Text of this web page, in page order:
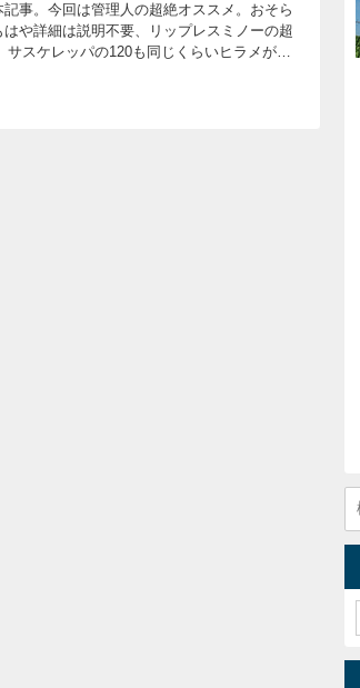
事。今回は管理人の超絶オススメ。おそら
や詳細は説明不要、リップレスミノーの超
スケレッパの120も同じくらいヒラメが釣